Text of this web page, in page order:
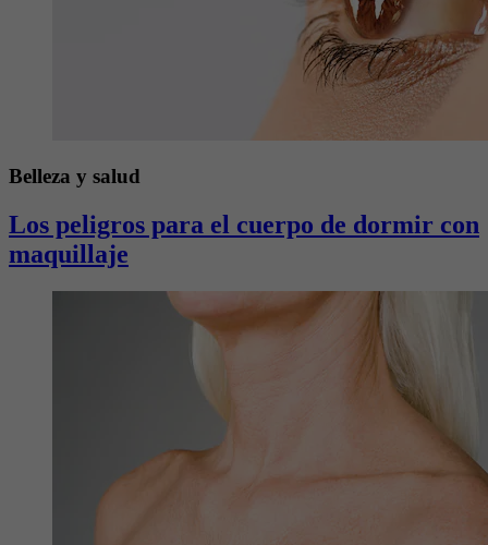
Belleza y salud
Los peligros para el cuerpo de dormir con
maquillaje